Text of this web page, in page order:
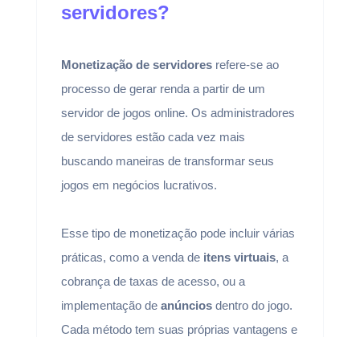
servidores?
Monetização de servidoresrefere-se ao
processo de gerar renda a partir de um
servidor de jogos online. Os administradores
de servidores estão cada vez mais
buscando maneiras de transformar seus
jogos em negócios lucrativos.
Esse tipo de monetização pode incluir várias
práticas, como a venda de itens virtuais, a
cobrança de taxas de acesso, ou a
implementação de anúnciosdentro do jogo.
Cada método tem suas próprias vantagens e